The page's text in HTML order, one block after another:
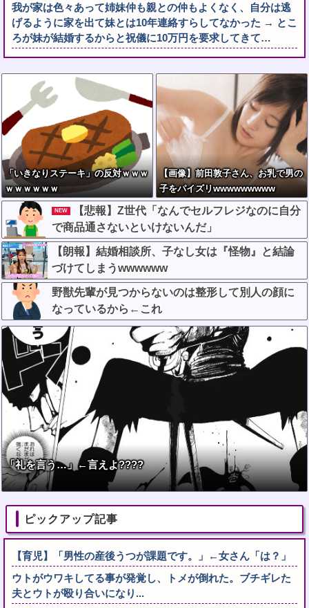
我が家は色々あって姉妹仲も親との仲もよくなく、自分は逃
げるように家を出て妹とは10年連絡すらしてなかった → とこ
ろが妹が結婚するからと祝儀に10万円を要求してきて…
「いきなりステーキ」の反対ｗｗｗ
ｗｗｗｗｗｗ
【画像】前田敦子さん、お乳で男の
子をパイズリwwwwwwwww
NEW
【悲報】Z世代「なんでセルフレジなのに自分
で商品通さないといけないんだ」
【朗報】結婚相談所、子なし女は『怪物』と結論
づけてしまうwwwwww
野獣先輩が見つからないのは整形して別人の顔に
なっているから←これ
「礼を言う…」←言えよ????
ピックアップ記事
【育児】「男性の産後うつが課題です。」←女さん「は？」
ウトがウワキしてる事が発覚し、トメが倒れた。ブチギレた
夫とウトが殴り合いになり...